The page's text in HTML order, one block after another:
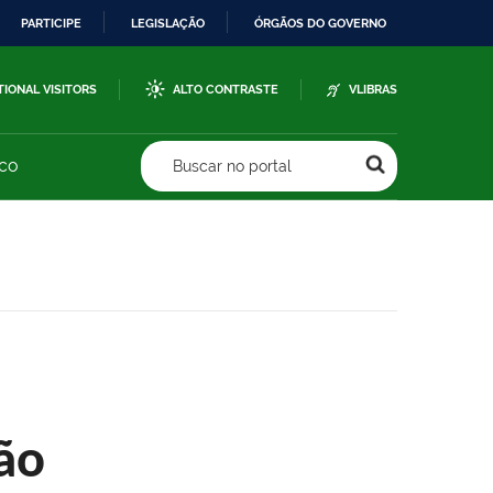
PARTICIPE LEGISLAÇÃO ÓRGÃOS DO GOVERNO
VISITORS ALTO CONTRASTE VLIBRAS
Buscar no portal